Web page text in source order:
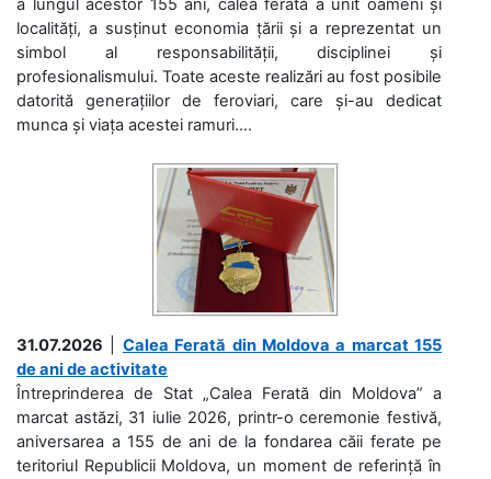
a lungul acestor 155 ani, calea ferată a unit oameni și
localități, a susținut economia țării și a reprezentat un
simbol al responsabilității, disciplinei și
profesionalismului. Toate aceste realizări au fost posibile
datorită generațiilor de feroviari, care și-au dedicat
munca și viața acestei ramuri....
31.07.2026
Calea Ferată din Moldova a marcat 155
de ani de activitate
Întreprinderea de Stat „Calea Ferată din Moldova” a
marcat astăzi, 31 iulie 2026, printr-o ceremonie festivă,
aniversarea a 155 de ani de la fondarea căii ferate pe
teritoriul Republicii Moldova, un moment de referință în